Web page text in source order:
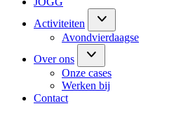
Activiteiten
Avondvierdaagse
Over ons
Onze cases
Werken bij
Contact